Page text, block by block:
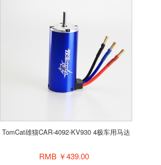
TomCat雄猫CAR-4092-KV930 4极车用马达
RMB ￥439.00